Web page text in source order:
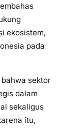
ekosistem,
pada
bahwa sektor
dalam
sekaligus
itu,